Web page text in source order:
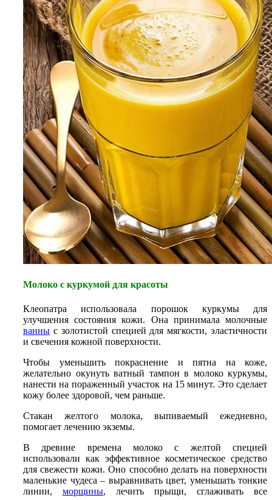
Молоко с куркумой для красоты
Клеопатра использовала порошок куркумы для
улучшения состояния кожи. Она принимала молочные
ванны с золотистой специей для мягкости, эластичности
и свечения кожной поверхности.
Чтобы уменьшить покраснение и пятна на коже,
желательно окунуть ватный тампон в молоко куркумы,
нанести на пораженный участок на 15 минут. Это сделает
кожу более здоровой, чем раньше.
Стакан желтого молока, выпиваемый ежедневно,
помогает лечению экземы.
В древние времена молоко с желтой специей
использовали как эффективное косметическое средство
для свежести кожи. Оно способно делать на поверхности
маленькие чудеса – выравнивать цвет, уменьшать тонкие
линии, морщины, лечить прыщи, сглаживать все